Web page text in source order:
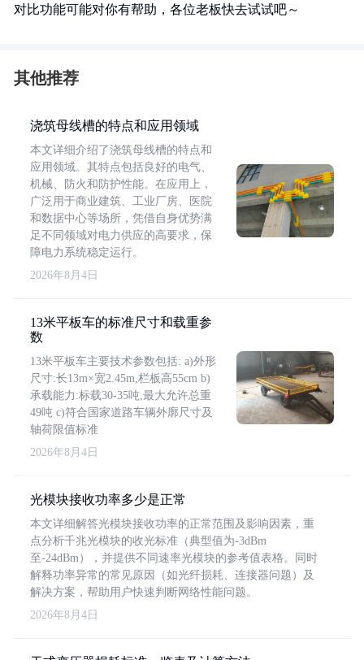
对比功能可能对你有帮助，各位老板快去试试吧～
其他推荐
浇筑母线槽的特点和应用领域
本文详细介绍了浇筑母线槽的特点和
应用领域。其特点包括良好的电气、
机械、防火和防护性能。在应用上，
广泛用于商业建筑、工业厂房、医院
和数据中心等场所，凭借自身优势满
足不同领域对电力供应的高要求，保
障电力系统稳定运行。
2026年8月4日
13米平板车的标准尺寸和载重参
数
13米平板车主要技术参数包括: a)外形
尺寸:长13m×宽2.45m,栏板高55cm b)
承载能力:标载30-35吨,最大允许总重
49吨 c)符合国家道路车辆外廓尺寸及
轴荷限值标准
2026年8月4日
光模块接收功率多少是正常
本文详细解答光模块接收功率的正常范围及影响因素，重
点分析千兆光模块的收光标准（典型值为-3dBm
至-24dBm），并提供不同速率光模块的参考值表格。同时
解释功率异常的常见原因（如光纤损耗、连接器问题）及
解决方案，帮助用户快速判断网络性能问题。
2026年8月4日